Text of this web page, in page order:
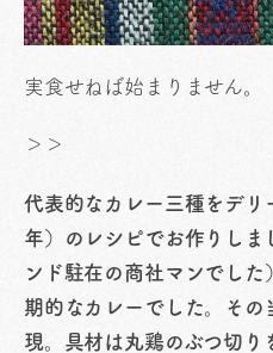
実食せねば始まりません。
＞＞
代表的なカレー三種をデリ
年）のレシピでお作りしま
ンド駐在の商社マンでし
期的なカレーでした。
その
現。具材は丸鶏のぶつ切り